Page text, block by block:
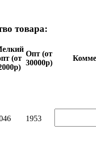
товара:
(от
Опт (от
30000р)
1953